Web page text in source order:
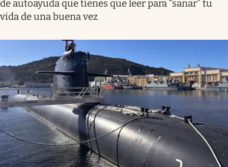
de autoayuda que tienes que leer para “sanar” tu
vida de una buena vez